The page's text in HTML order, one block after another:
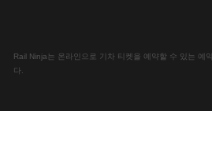
비엔나에서 잘츠부르크 열차
Rail Ninja는 온라인으로 기차 티켓을 예약할 수 있는 예
다.